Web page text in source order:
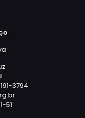
3794
51